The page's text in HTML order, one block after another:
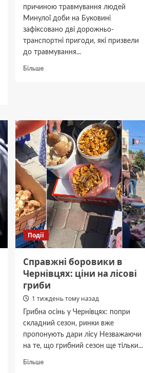
причиною травмування людей
Минулої доби на Буковині
зафіксовано дві дорожньо-
транспортні пригоди, які призвели
до травмування...
БільшеДокладніше
в
двох
ДТП.
Події
Справжні боровики в
Чернівцях: ціни на лісові
гриби
1 тиждень тому назад
Грибна осінь у Чернівцях: попри
складний сезон, ринки вже
пропонують дари лісу Незважаючи
на те, що грибний сезон ще тільки...
БільшеДокладніше